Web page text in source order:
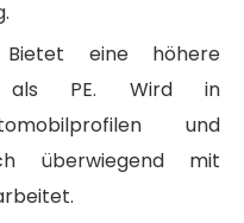
eine höhere
als PE. Wird in
und
überwiegend mit